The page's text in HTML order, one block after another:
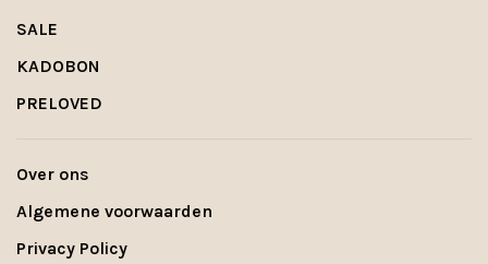
SALE
KADOBON
PRELOVED
Over ons
Algemene voorwaarden
Privacy Policy